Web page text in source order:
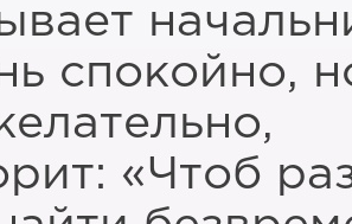
спокойно,
«Чтоб